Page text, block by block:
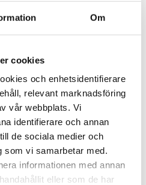
Om
cookies
och enhetsidentifierare
relevant marknadsföring
vår webbplats. Vi
identifierare och annan
de sociala medier och
som vi samarbetar med.
informationen med annan
eller som de har
st
6-
RAMSES40x120V-3
"Ramses", lackas i